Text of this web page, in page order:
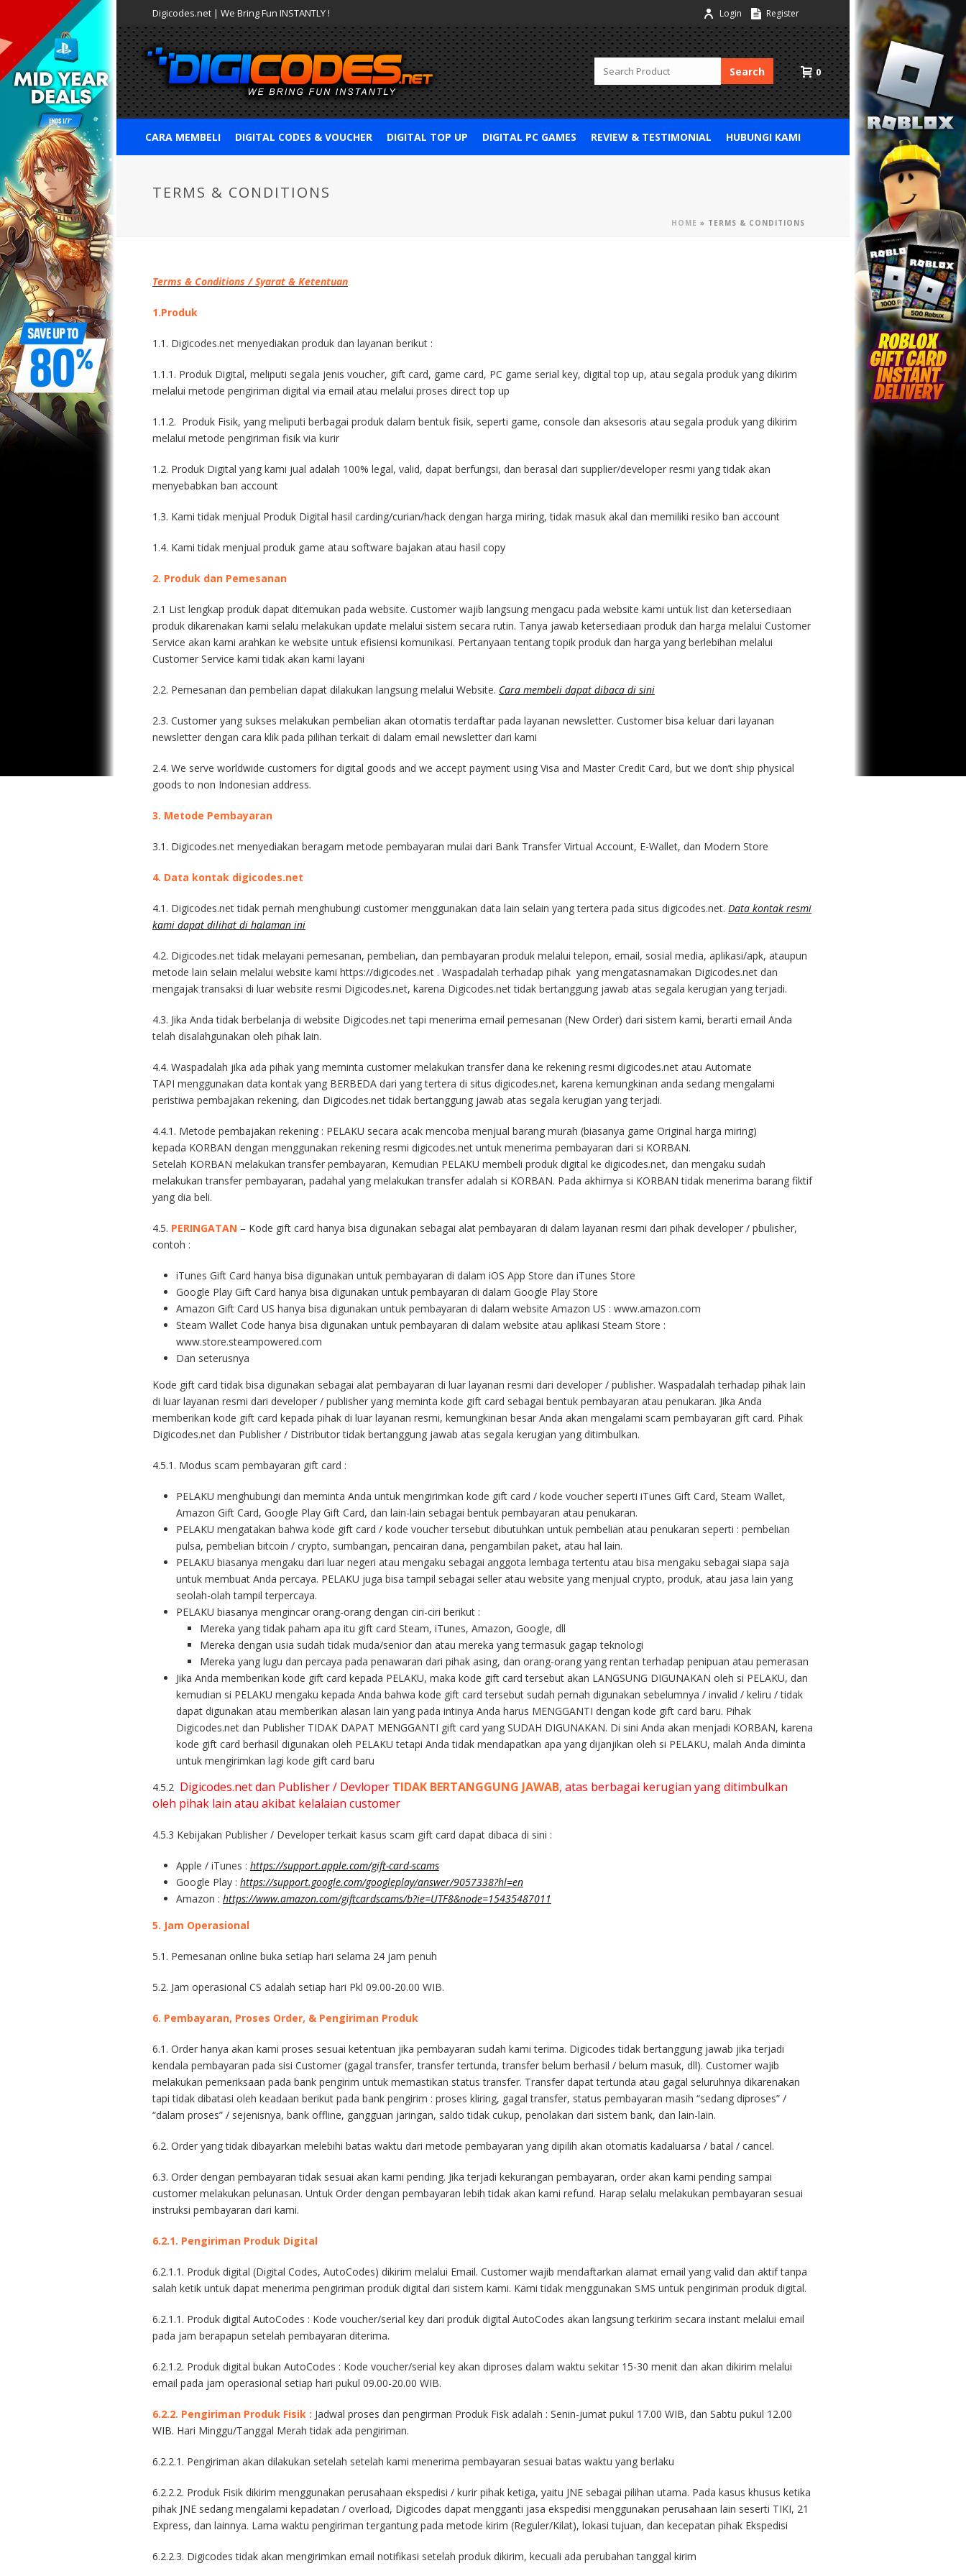
Digicodes.net | We Bring Fun INSTANTLY ! Login Register
Search 0
CARA MEMBELI DIGITAL CODES & VOUCHER DIGITAL TOP UP DIGITAL PC GAMES REVIEW & TESTIMONIAL HUBUNGI KAMI
TERMS & CONDITIONS
HOME » TERMS & CONDITIONS
Terms & Conditions / Syarat & Ketentuan
1.Produk
1.1. Digicodes.net menyediakan produk dan layanan berikut :
1.1.1. Produk Digital, meliputi segala jenis voucher, gift card, game card, PC game serial key, digital top up, atau segala produk yang dikirim
melalui metode pengiriman digital via email atau melalui proses direct top up
1.1.2. Produk Fisik, yang meliputi berbagai produk dalam bentuk fisik, seperti game, console dan aksesoris atau segala produk yang dikirim
melalui metode pengiriman fisik via kurir
1.2. Produk Digital yang kami jual adalah 100% legal, valid, dapat berfungsi, dan berasal dari supplier/developer resmi yang tidak akan
menyebabkan ban account
1.3. Kami tidak menjual Produk Digital hasil carding/curian/hack dengan harga miring, tidak masuk akal dan memiliki resiko ban account
1.4. Kami tidak menjual produk game atau software bajakan atau hasil copy
2. Produk dan Pemesanan
2.1 List lengkap produk dapat ditemukan pada website. Customer wajib langsung mengacu pada website kami untuk list dan ketersediaan
produk dikarenakan kami selalu melakukan update melalui sistem secara rutin. Tanya jawab ketersediaan produk dan harga melalui Customer
Service akan kami arahkan ke website untuk efisiensi komunikasi. Pertanyaan tentang topik produk dan harga yang berlebihan melalui
Customer Service kami tidak akan kami layani
2.2. Pemesanan dan pembelian dapat dilakukan langsung melalui Website. Cara membeli dapat dibaca di sini
2.3. Customer yang sukses melakukan pembelian akan otomatis terdaftar pada layanan newsletter. Customer bisa keluar dari layanan
newsletter dengan cara klik pada pilihan terkait di dalam email newsletter dari kami
2.4. We serve worldwide customers for digital goods and we accept payment using Visa and Master Credit Card, but we don’t ship physical
goods to non Indonesian address.
3. Metode Pembayaran
3.1. Digicodes.net menyediakan beragam metode pembayaran mulai dari Bank Transfer Virtual Account, E-Wallet, dan Modern Store
4. Data kontak digicodes.net
4.1. Digicodes.net tidak pernah menghubungi customer menggunakan data lain selain yang tertera pada situs digicodes.net. Data kontak resmi
kami dapat dilihat di halaman ini
4.2. Digicodes.net tidak melayani pemesanan, pembelian, dan pembayaran produk melalui telepon, email, sosial media, aplikasi/apk, ataupun
metode lain selain melalui website kami https://digicodes.net . Waspadalah terhadap pihak yang mengatasnamakan Digicodes.net dan
mengajak transaksi di luar website resmi Digicodes.net, karena Digicodes.net tidak bertanggung jawab atas segala kerugian yang terjadi.
4.3. Jika Anda tidak berbelanja di website Digicodes.net tapi menerima email pemesanan (New Order) dari sistem kami, berarti email Anda
telah disalahgunakan oleh pihak lain.
4.4. Waspadalah jika ada pihak yang meminta customer melakukan transfer dana ke rekening resmi digicodes.net atau Automate
TAPI menggunakan data kontak yang BERBEDA dari yang tertera di situs digicodes.net, karena kemungkinan anda sedang mengalami
peristiwa pembajakan rekening, dan Digicodes.net tidak bertanggung jawab atas segala kerugian yang terjadi.
4.4.1. Metode pembajakan rekening : PELAKU secara acak mencoba menjual barang murah (biasanya game Original harga miring)
kepada KORBAN dengan menggunakan rekening resmi digicodes.net untuk menerima pembayaran dari si KORBAN.
Setelah KORBAN melakukan transfer pembayaran, Kemudian PELAKU membeli produk digital ke digicodes.net, dan mengaku sudah
melakukan transfer pembayaran, padahal yang melakukan transfer adalah si KORBAN. Pada akhirnya si KORBAN tidak menerima barang fiktif
yang dia beli.
4.5. PERINGATAN – Kode gift card hanya bisa digunakan sebagai alat pembayaran di dalam layanan resmi dari pihak developer / pbulisher,
contoh :
iTunes Gift Card hanya bisa digunakan untuk pembayaran di dalam iOS App Store dan iTunes Store
Google Play Gift Card hanya bisa digunakan untuk pembayaran di dalam Google Play Store
Amazon Gift Card US hanya bisa digunakan untuk pembayaran di dalam website Amazon US : www.amazon.com
Steam Wallet Code hanya bisa digunakan untuk pembayaran di dalam website atau aplikasi Steam Store :
www.store.steampowered.com
Dan seterusnya
Kode gift card tidak bisa digunakan sebagai alat pembayaran di luar layanan resmi dari developer / publisher. Waspadalah terhadap pihak lain
di luar layanan resmi dari developer / publisher yang meminta kode gift card sebagai bentuk pembayaran atau penukaran. Jika Anda
memberikan kode gift card kepada pihak di luar layanan resmi, kemungkinan besar Anda akan mengalami scam pembayaran gift card. Pihak
Digicodes.net dan Publisher / Distributor tidak bertanggung jawab atas segala kerugian yang ditimbulkan.
4.5.1. Modus scam pembayaran gift card :
PELAKU menghubungi dan meminta Anda untuk mengirimkan kode gift card / kode voucher seperti iTunes Gift Card, Steam Wallet,
Amazon Gift Card, Google Play Gift Card, dan lain-lain sebagai bentuk pembayaran atau penukaran.
PELAKU mengatakan bahwa kode gift card / kode voucher tersebut dibutuhkan untuk pembelian atau penukaran seperti : pembelian
pulsa, pembelian bitcoin / crypto, sumbangan, pencairan dana, pengambilan paket, atau hal lain.
PELAKU biasanya mengaku dari luar negeri atau mengaku sebagai anggota lembaga tertentu atau bisa mengaku sebagai siapa saja
untuk membuat Anda percaya. PELAKU juga bisa tampil sebagai seller atau website yang menjual crypto, produk, atau jasa lain yang
seolah-olah tampil terpercaya.
PELAKU biasanya mengincar orang-orang dengan ciri-ciri berikut :
Mereka yang tidak paham apa itu gift card Steam, iTunes, Amazon, Google, dll
Mereka dengan usia sudah tidak muda/senior dan atau mereka yang termasuk gagap teknologi
Mereka yang lugu dan percaya pada penawaran dari pihak asing, dan orang-orang yang rentan terhadap penipuan atau pemerasan
Jika Anda memberikan kode gift card kepada PELAKU, maka kode gift card tersebut akan LANGSUNG DIGUNAKAN oleh si PELAKU, dan
kemudian si PELAKU mengaku kepada Anda bahwa kode gift card tersebut sudah pernah digunakan sebelumnya / invalid / keliru / tidak
dapat digunakan atau memberikan alasan lain yang pada intinya Anda harus MENGGANTI dengan kode gift card baru. Pihak
Digicodes.net dan Publisher TIDAK DAPAT MENGGANTI gift card yang SUDAH DIGUNAKAN. Di sini Anda akan menjadi KORBAN, karena
kode gift card berhasil digunakan oleh PELAKU tetapi Anda tidak mendapatkan apa yang dijanjikan oleh si PELAKU, malah Anda diminta
untuk mengirimkan lagi kode gift card baru
4.5.2 Digicodes.net dan Publisher / Devloper TIDAK BERTANGGUNG JAWAB, atas berbagai kerugian yang ditimbulkan
oleh pihak lain atau akibat kelalaian customer
4.5.3 Kebijakan Publisher / Developer terkait kasus scam gift card dapat dibaca di sini :
Apple / iTunes : https://support.apple.com/gift-card-scams
Google Play : https://support.google.com/googleplay/answer/9057338?hl=en
Amazon : https://www.amazon.com/giftcardscams/b?ie=UTF8&node=15435487011
5. Jam Operasional
5.1. Pemesanan online buka setiap hari selama 24 jam penuh
5.2. Jam operasional CS adalah setiap hari Pkl 09.00-20.00 WIB.
6. Pembayaran, Proses Order, & Pengiriman Produk
6.1. Order hanya akan kami proses sesuai ketentuan jika pembayaran sudah kami terima. Digicodes tidak bertanggung jawab jika terjadi
kendala pembayaran pada sisi Customer (gagal transfer, transfer tertunda, transfer belum berhasil / belum masuk, dll). Customer wajib
melakukan pemeriksaan pada bank pengirim untuk memastikan status transfer. Transfer dapat tertunda atau gagal seluruhnya dikarenakan
tapi tidak dibatasi oleh keadaan berikut pada bank pengirim : proses kliring, gagal transfer, status pembayaran masih “sedang diproses” /
“dalam proses” / sejenisnya, bank offline, gangguan jaringan, saldo tidak cukup, penolakan dari sistem bank, dan lain-lain.
6.2. Order yang tidak dibayarkan melebihi batas waktu dari metode pembayaran yang dipilih akan otomatis kadaluarsa / batal / cancel.
6.3. Order dengan pembayaran tidak sesuai akan kami pending. Jika terjadi kekurangan pembayaran, order akan kami pending sampai
customer melakukan pelunasan. Untuk Order dengan pembayaran lebih tidak akan kami refund. Harap selalu melakukan pembayaran sesuai
instruksi pembayaran dari kami.
6.2.1. Pengiriman Produk Digital
6.2.1.1. Produk digital (Digital Codes, AutoCodes) dikirim melalui Email. Customer wajib mendaftarkan alamat email yang valid dan aktif tanpa
salah ketik untuk dapat menerima pengiriman produk digital dari sistem kami. Kami tidak menggunakan SMS untuk pengiriman produk digital.
6.2.1.1. Produk digital AutoCodes : Kode voucher/serial key dari produk digital AutoCodes akan langsung terkirim secara instant melalui email
pada jam berapapun setelah pembayaran diterima.
6.2.1.2. Produk digital bukan AutoCodes : Kode voucher/serial key akan diproses dalam waktu sekitar 15-30 menit dan akan dikirim melalui
email pada jam operasional setiap hari pukul 09.00-20.00 WIB.
6.2.2. Pengiriman Produk Fisik : Jadwal proses dan pengirman Produk Fisk adalah : Senin-jumat pukul 17.00 WIB, dan Sabtu pukul 12.00
WIB. Hari Minggu/Tanggal Merah tidak ada pengiriman.
6.2.2.1. Pengiriman akan dilakukan setelah setelah kami menerima pembayaran sesuai batas waktu yang berlaku
6.2.2.2. Produk Fisik dikirim menggunakan perusahaan ekspedisi / kurir pihak ketiga, yaitu JNE sebagai pilihan utama. Pada kasus khusus ketika
pihak JNE sedang mengalami kepadatan / overload, Digicodes dapat mengganti jasa ekspedisi menggunakan perusahaan lain seserti TIKI, 21
Express, dan lainnya. Lama waktu pengiriman tergantung pada metode kirim (Reguler/Kilat), lokasi tujuan, dan kecepatan pihak Ekspedisi
6.2.2.3. Digicodes tidak akan mengirimkan email notifikasi setelah produk dikirim, kecuali ada perubahan tanggal kirim